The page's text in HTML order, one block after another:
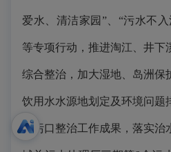
爱水、清洁家园”、“污水不
等专项行动，推进淘江、井下
综合整治，加大湿地、岛洲保
饮用水水源地划定及环境问题
排污口整治工作成果，落实治